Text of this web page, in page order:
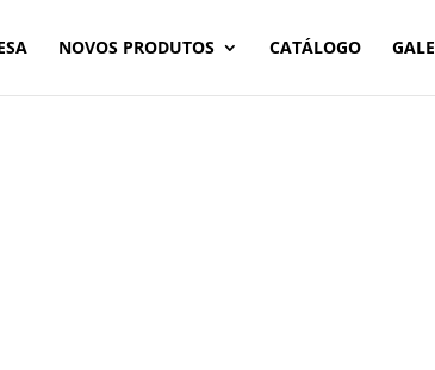
NOVOS PRODUTOS CATÁLOGO